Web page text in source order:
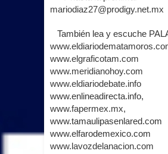
mariodiaz27@prodigy.net.mx
También lea y escuche
www.elgraficotam.com
www.meridianohoy.com
www.eldiariodebate.info
www.enlineadirecta.info,
www.fapermex.mx,
www.tamaulipasenlared.com
www.elfarodemexico.com
www.lavozdelanacion.com